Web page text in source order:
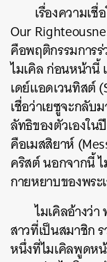
เรื่องความเ
Our
คือพฤติกรรมการ
ไมเคิล ก่อนหน้านี้
เดย์แอดเวนทิสต์
เชื่อว่าเยซูจะกลั
ลัทธิของตัวเองใน
คือเมสสิยาห์
คริสต์ นอกจากนี้
กายหยาบของพระ
ไมเคิลอ้างว่
สาวที่เป็นสมาชิก
หนึ่งที่ไมเคิลพูดห
ค้นหา
SHARE